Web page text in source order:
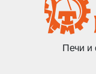
Печи и